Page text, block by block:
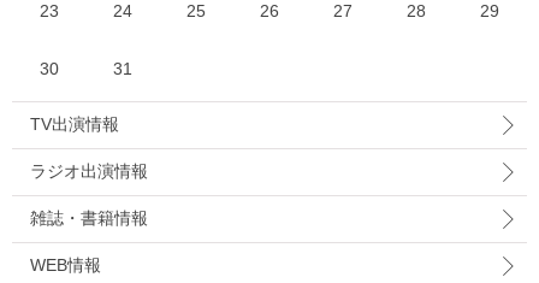
23 24 25 26 27 28 29
30 31
TV出演情報
ラジオ出演情報
雑誌・書籍情報
WEB情報